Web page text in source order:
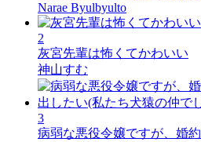
Narae Byulbyulto
2
灰宮先輩は怖くてかわいい
神山すむ
3
病弱な悪役令嬢ですが、婚